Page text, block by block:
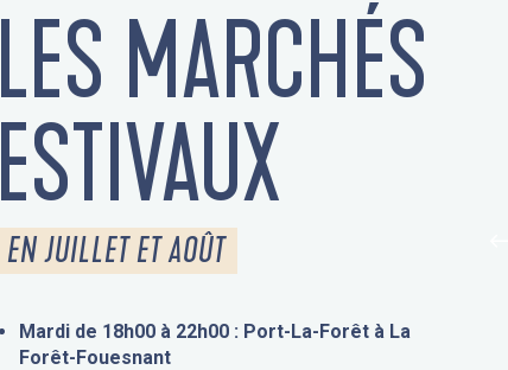
LES MARCHÉS
ESTIVAUX
EN JUILLET ET AOÛT
Mardi de 18h00 à 22h00 : Port-La-Forêt à La
Forêt-Fouesnant